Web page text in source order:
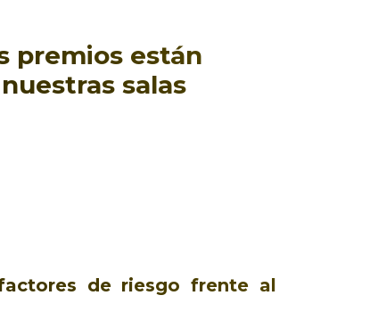
premios están
salas
de riesgo frente al